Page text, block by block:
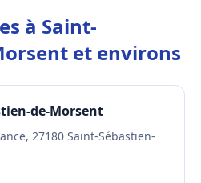
à Saint-
et environs
de-Morsent
27180 Saint-Sébastien-